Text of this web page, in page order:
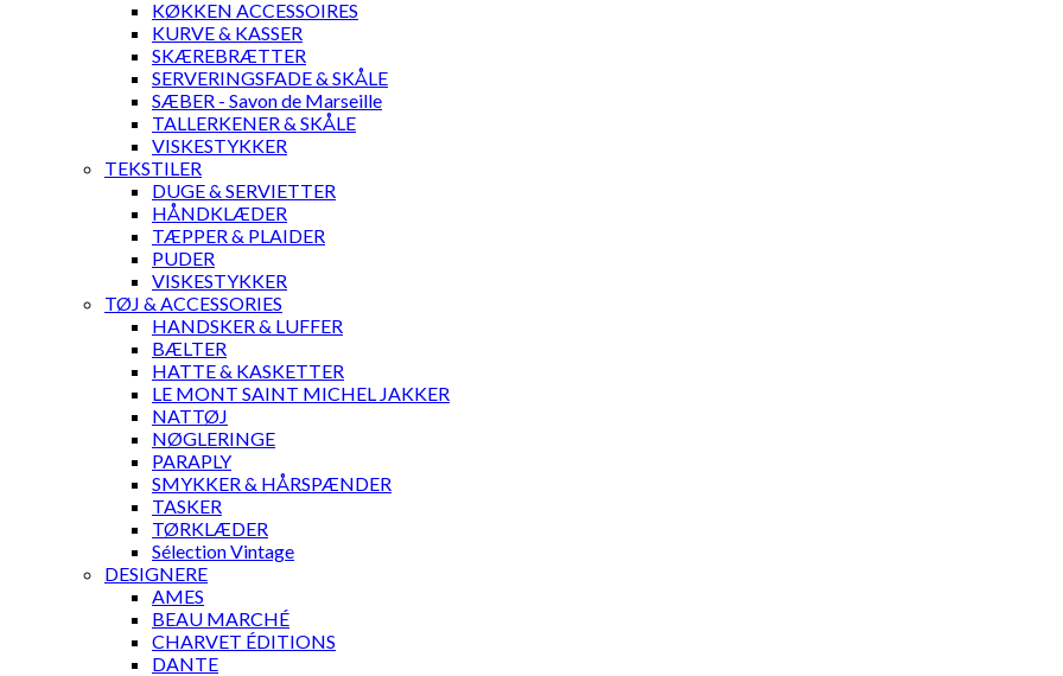
KØKKEN ACCESSOIRES
KURVE & KASSER
SKÆREBRÆTTER
SERVERINGSFADE & SKÅLE
SÆBER - Savon de Marseille
TALLERKENER & SKÅLE
VISKESTYKKER
TEKSTILER
DUGE & SERVIETTER
HÅNDKLÆDER
TÆPPER & PLAIDER
PUDER
VISKESTYKKER
TØJ & ACCESSORIES
HANDSKER & LUFFER
BÆLTER
HATTE & KASKETTER
LE MONT SAINT MICHEL JAKKER
NATTØJ
NØGLERINGE
PARAPLY
SMYKKER & HÅRSPÆNDER
TASKER
TØRKLÆDER
Sélection Vintage
DESIGNERE
AMES
BEAU MARCHÉ
CHARVET ÉDITIONS
DANTE